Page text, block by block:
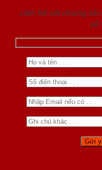
Liên hệ với chúng
về